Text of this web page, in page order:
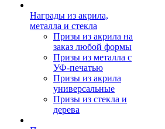
Награды из акрила,
металла и стекла
Призы из акрила на
заказ любой формы
Призы из металла с
УФ-печатью
Призы из акрила
универсальные
Призы из стекла и
дерева